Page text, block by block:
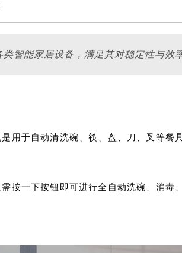
智能家居设备，满足其对稳定性与效
用于自动清洗碗、筷、盘、刀、叉等餐
按一下按钮即可进行全自动洗碗、消毒